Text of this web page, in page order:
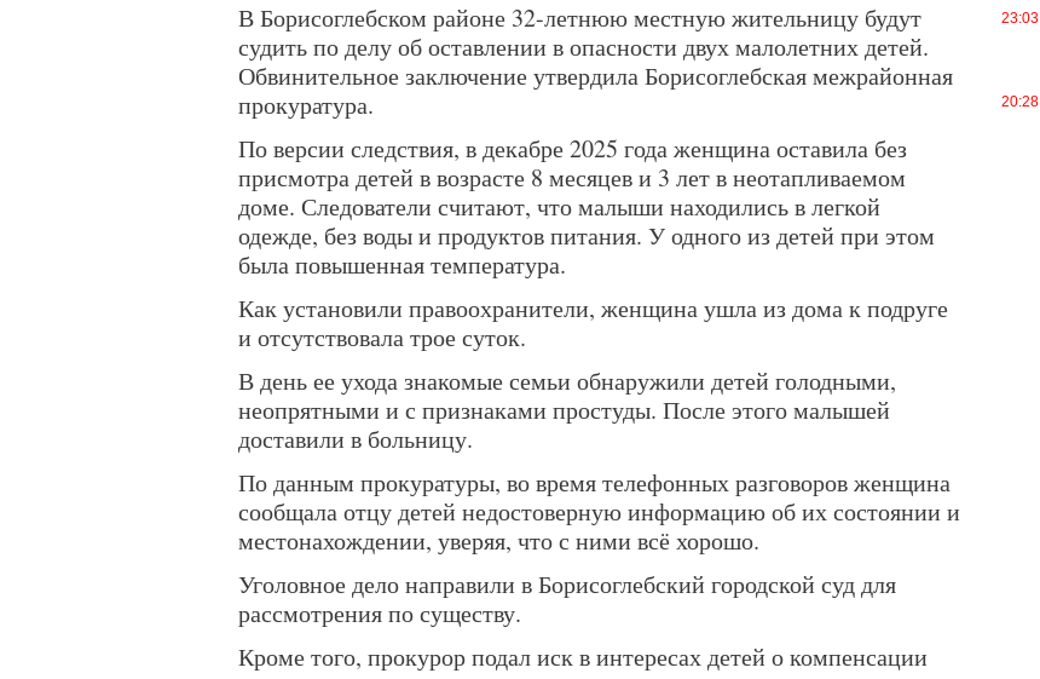
В Борисоглебском районе 32-летнюю местную жительницу будут
судить по делу об оставлении в опасности двух малолетних детей.
Обвинительное заключение утвердила Борисоглебская межрайонная
прокуратура.
По версии следствия, в декабре 2025 года женщина оставила без
присмотра детей в возрасте 8 месяцев и 3 лет в неотапливаемом
доме. Следователи считают, что малыши находились в легкой
одежде, без воды и продуктов питания. У одного из детей при этом
была повышенная температура.
Как установили правоохранители, женщина ушла из дома к подруге
и отсутствовала трое суток.
В день ее ухода знакомые семьи обнаружили детей голодными,
неопрятными и с признаками простуды. После этого малышей
доставили в больницу.
По данным прокуратуры, во время телефонных разговоров женщина
сообщала отцу детей недостоверную информацию об их состоянии и
местонахождении, уверяя, что с ними всё хорошо.
Уголовное дело направили в Борисоглебский городской суд для
рассмотрения по существу.
Кроме того, прокурор подал иск в интересах детей о компенсации
23:03
20:28